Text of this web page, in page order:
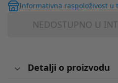
Informativna raspoloživost u
NEDOSTUPNO U
Detalji o proizvodu